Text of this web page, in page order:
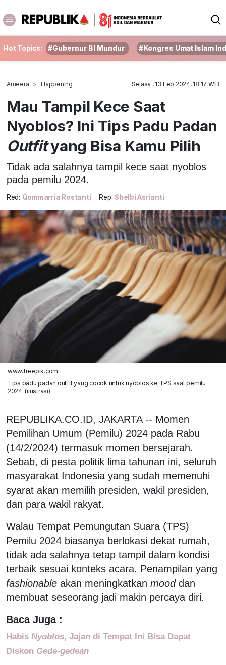
Hot Topics: #Gubernur BI Mundur #Kongres Umat Islam
Ameera Happening Selasa , 13 Feb 2024, 18:17 WIB
Mau Tampil Kece Saat
Nyoblos? Ini Tips Padu Padan
Outfityang Bisa Kamu Pilih
Tidak ada salahnya tampil kece saat nyoblos
pada pemilu 2024.
Red: Qommarria Rostanti Rep: Shelbi Asrianti
www.freepik.com.
Tips padu padan outfit yang cocok untuk nyoblos ke TPS saat pemilu
2024. (ilustrasi)
REPUBLIKA.CO.ID, JAKARTA -- Momen
Pemilihan Umum (Pemilu) 2024 pada Rabu
(14/2/2024) termasuk momen bersejarah.
Sebab, di pesta politik lima tahunan ini, seluruh
masyarakat Indonesia yang sudah memenuhi
syarat akan memilih presiden, wakil presiden,
dan para wakil rakyat.
Walau Tempat Pemungutan Suara (TPS)
Pemilu 2024 biasanya berlokasi dekat rumah,
tidak ada salahnya tetap tampil dalam kondisi
terbaik sesuai konteks acara. Penampilan yang
fashionable akan meningkatkan mooddan
membuat seseorang jadi makin percaya diri.
Baca Juga :
Habis Nyoblos, Jajan di Tempat Ini Bisa Dapat
Diskon Gede-gedean